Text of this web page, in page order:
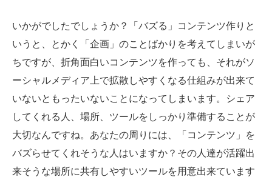
いかがでしたでしょうか？「バズる」コンテンツ作りと
いうと、とかく「企画」のことばかりを考えてしまいが
ちですが、折角面白いコンテンツを作っても、それがソ
ーシャルメディア上で拡散しやすくなる仕組みが出来て
いないともったいないことになってしまいます。シェア
してくれる人、場所、ツールをしっかり準備することが
大切なんですね。あなたの周りには、「コンテンツ」を
バズらせてくれそうな人はいますか？その人達が活躍出
来そうな場所に共有しやすいツールを用意出来ています